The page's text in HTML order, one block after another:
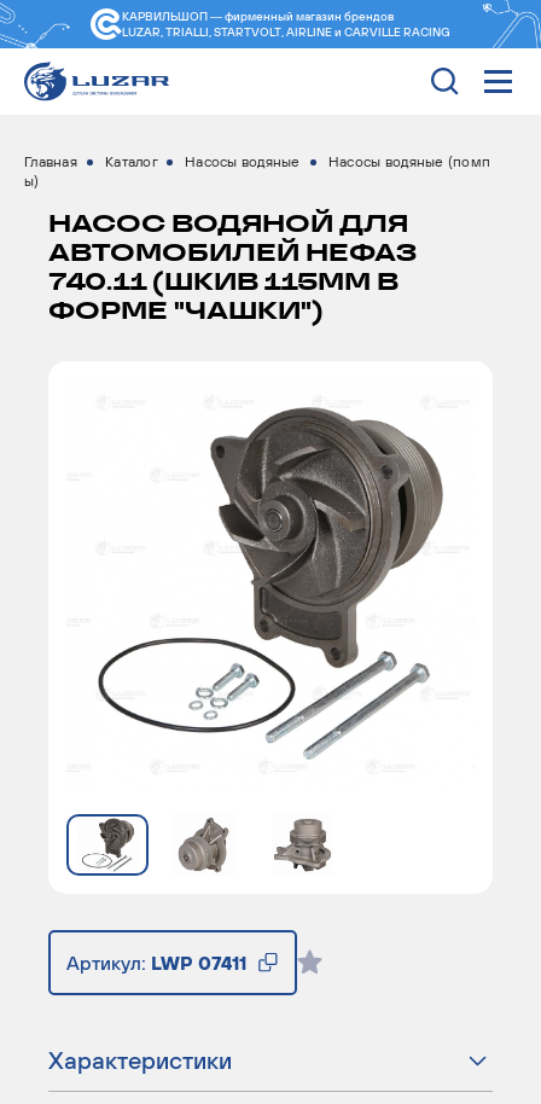
КАРВИЛЬШОП — фирменный магазин брендов
LUZAR, TRIALLI, STARTVOLT, AIRLINE и CARVILLE RACING
Главная Каталог Насосы водяные
Насосы водяные (помп
ы)
НАСОС ВОДЯНОЙ ДЛЯ
АВТОМОБИЛЕЙ НЕФАЗ
740.11 (ШКИВ 115ММ В
ФОРМЕ "ЧАШКИ")
Артикул: LWP 07411
Характеристики